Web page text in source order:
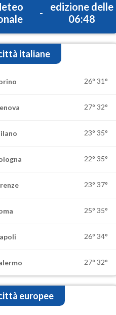
-
edizione delle
06:48
italiane
26° 31°
27° 32°
23° 35°
22° 35°
23° 37°
25° 35°
26° 34°
27° 32°
europee